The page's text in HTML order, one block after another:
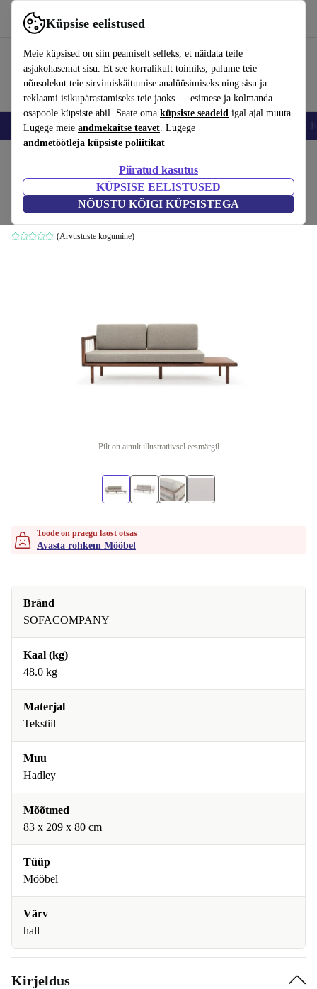
Küpsise eelistused
Meie küpsised on siin peamiselt selleks, et näidata teile
asjakohasemat sisu. Et see korralikult toimiks, palume teie
nõusolekut teie sirvimiskäitumise analüüsimiseks ning sisu ja
reklaami isikupärastamiseks teie jaoks — esimese ja kolmanda
osapoole küpsiste abil. Saate oma küpsiste seadeid igal ajal muuta.
Lugege meie andmekaitse teavet. Lugege
andmetöötleja küpsiste poliitikat
Piiratud kasutus
KÜPSISE EELISTUSED
NÕUSTU KÕIGI KÜPSISTEGA
Kasuta rakendust refurbed kiirelt ja lihtsalt
Nutitelefoni Sülearvutid Tahvelarvutid Nutikellad
Hadley Tagesbett vasak Fabio Stone
hall
(Arvustuste kogumine)
Pilt on ainult illustratiivsel eesmärgil
Toode on praegu laost otsas
Avasta rohkem Mööbel
Bränd
SOFACOMPANY
Kaal (kg)
48.0 kg
Materjal
Tekstiil
Muu
Hadley
Mõõtmed
83 x 209 x 80 cm
Tüüp
Mööbel
Värv
hall
Kirjeldus